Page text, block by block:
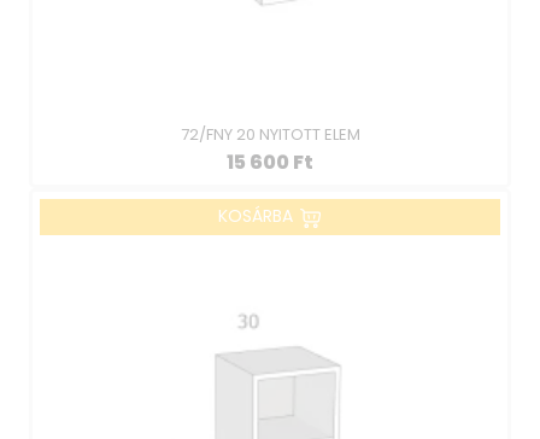
72/FNY 20 NYITOTT ELEM
15 600 Ft
KOSÁRBA